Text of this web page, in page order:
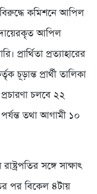
বিরুদ্ধে কমিশনে আপিল
দায়েরকৃত আপিল
প্রার্থিতা প্রত্যাহারের
চূড়ান্ত প্রার্থী তালিকা
প্রচারণা চলবে ২২
তথা আগামী ১০
সঙ্গে সাক্ষাৎ
পর বিকেল ৪টায়